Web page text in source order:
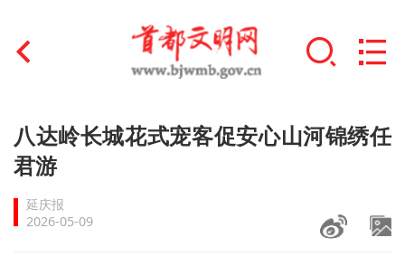
首页
文明创建
文明实践
八达岭长城花式宠客促安心山河锦绣任
君游
延庆报
2026-05-09